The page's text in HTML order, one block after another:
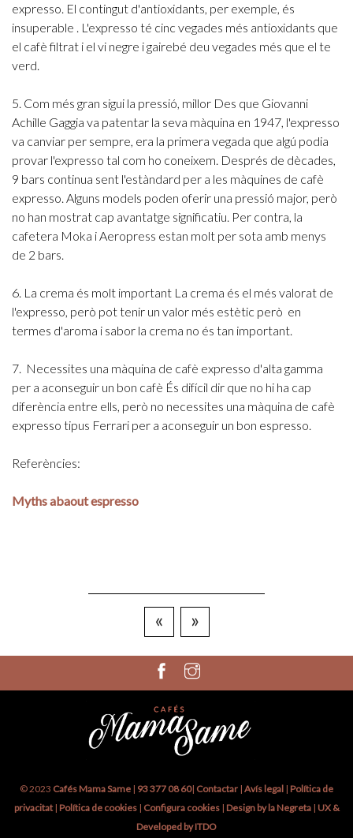
expresso. El contingut d'antioxidants, per exemple, és
insuperable . L'expresso té cinc vegades més antioxidants que
el cafè filtrat i el vi negre i gairebé deu vegades més que el te
verd.
5. Com més gran sigui la pressió, millor Des que Giovanni
Achille Gaggia va patentar la seva màquina en 1947, l'expresso
va canviar per sempre, era la primera vegada que algú podia
provar l'expresso tal com ho coneixem. Després de dècades,
9 bars continua sent l'estàndard per a les màquines de cafè
expresso. Alguns models poden oferir una pressió major, però
no han mostrat cap avantatge significatiu. Per contra, la
cafetera Moka i Aeropress estan molt per sota amb menys
de 2 bars.
6. La crema és molt important La crema és el més valorat de
l'expresso, però pot tenir un valor més estètic però en
termes d'aroma i sabor la crema no és tan important.
7. Necessites una màquina de cafè expresso d'alta gamma
per a aconseguir un bon cafè És difícil dir que no hi ha cap
diferència entre ells, però no necessites una màquina de cafè
expresso tipus Ferrari per a aconseguir un bon espresso.
Referències:
Myths abaout espresso
« »
© 2023 Cafés Mama Same | 93 377 08 60| Contactar | Avís legal | Política de
privacitat| Política de cookies | Configura cookies | Design by la Negreta| UX &
Developed by ITDO